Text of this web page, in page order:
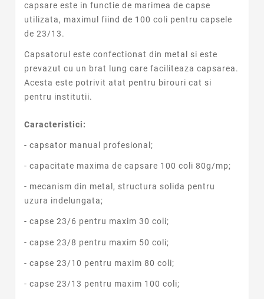
capsare este in functie de marimea de capse
utilizata, maximul fiind de 100 coli pentru capsele
de 23/13.
Capsatorul este confectionat din metal si este
prevazut cu un brat lung care faciliteaza capsarea.
Acesta este potrivit atat pentru birouri cat si
pentru institutii.
Caracteristici:
- capsator manual profesional;
- capacitate maxima de capsare 100 coli 80g/mp;
- mecanism din metal, structura solida pentru
uzura indelungata;
- capse 23/6 pentru maxim 30 coli;
- capse 23/8 pentru maxim 50 coli;
- capse 23/10 pentru maxim 80 coli;
- capse 23/13 pentru maxim 100 coli;